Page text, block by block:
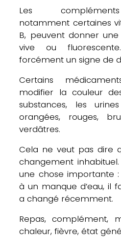
Les
notamment certaines
B, peuvent donner
vive ou
forcément un signe de
Certains
modifier la couleur
substances, les
orangées, rouges,
verdâtres.
Cela ne veut pas dire
changement
une chose importante
à un manque d’eau, il
a changé récemment.
Repas, complément,
chaleur, fièvre, état